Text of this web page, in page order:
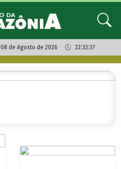
08 de Agosto de 2026 22:32:37